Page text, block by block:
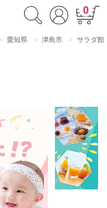
0
愛知県 津島市
サラダ館